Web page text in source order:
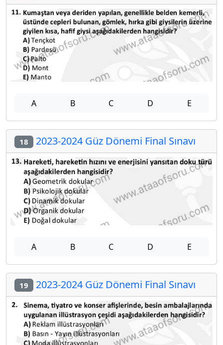
A B C D E
18 2023-2024 Güz Dönemi Final Sınavı
A B C D E
19 2023-2024 Güz Dönemi Final Sınavı